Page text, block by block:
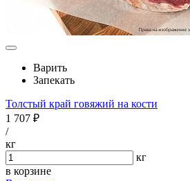
Варить
Запекать
Толстый край говяжий на кости
1 707 ₽
/
кг
кг
в корзине